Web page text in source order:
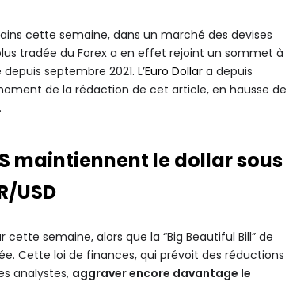
cette semaine, dans un marché des devises
tradée du Forex a en effet rejoint un sommet à
septembre 2021. L’Euro Dollar a depuis
de la rédaction de cet article, en hausse de
maintiennent le dollar sous
USD
semaine, alors que la “Big Beautiful Bill” de
Cette loi de finances, qui prévoit des réductions
analystes, aggraver encore davantage le